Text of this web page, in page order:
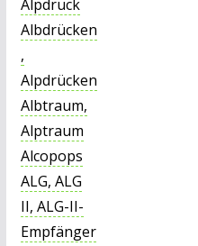
Alpdruck
Albdrücken
,
Alpdrücken
Albtraum,
Alptraum
Alcopops
ALG, ALG
II, ALG-II-
Empfänger